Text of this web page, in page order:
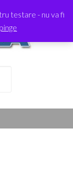
testare - nu va fi